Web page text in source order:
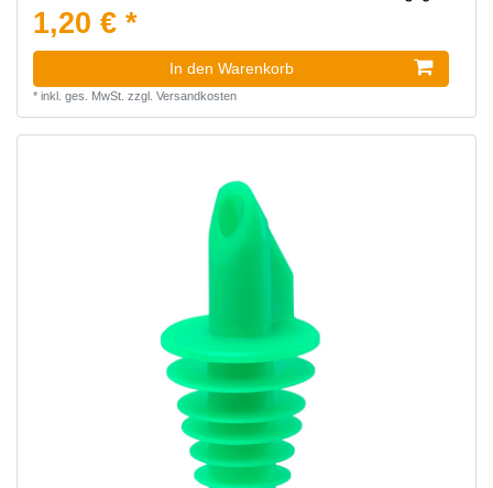
1,20 € *
In den Warenkorb
* inkl. ges. MwSt. zzgl. Versandkosten